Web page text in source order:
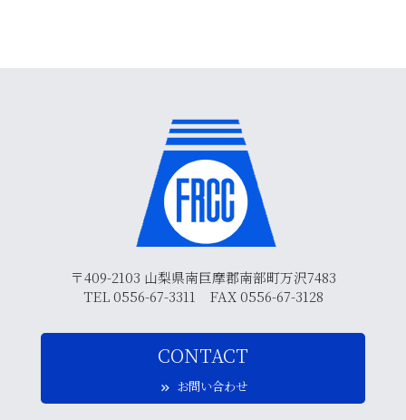
〒409-2103 山梨県南巨摩郡南部町万沢7483
TEL 0556-67-3311 FAX 0556-67-3128
CONTACT
お問い合わせ